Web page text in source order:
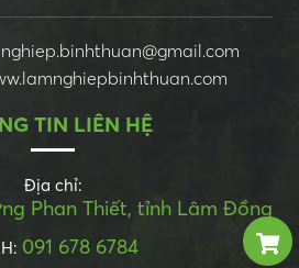
TIN LIÊN HỆ
Địa chỉ:
Phan Thiết, tỉnh Lâm Đồng
091 678 6784